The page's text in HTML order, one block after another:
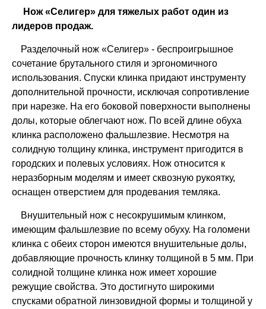
Нож «Селигер» для тяжелых работ один из
лидеров продаж.
Разделочный нож «Селигер» - беспроигрышное
сочетание брутального стиля и эргономичного
использования. Спуски клинка придают инструменту
дополнительной прочности, исключая сопротивление
при нарезке. На его боковой поверхности выполнены
долы, которые облегчают нож. По всей длине обуха
клинка расположено фальшлезвие. Несмотря на
солидную толщину клинка, инструмент пригодится в
городских и полевых условиях. Нож относится к
неразборным моделям и имеет сквозную рукоятку,
оснащен отверстием для продевания темляка.
Внушительный нож с несокрушимым клинком,
имеющим фальшлезвие по всему обуху. На голомени
клинка с обеих сторон имеются внушительные долы,
добавляющие прочность клинку толщиной в 5 мм. При
солидной толщине клинка нож имеет хорошие
режущие свойства. Это достигнуто широкими
спусками обратной линзовидной формы и толщиной у